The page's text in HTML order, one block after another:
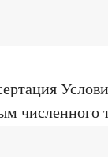
численного